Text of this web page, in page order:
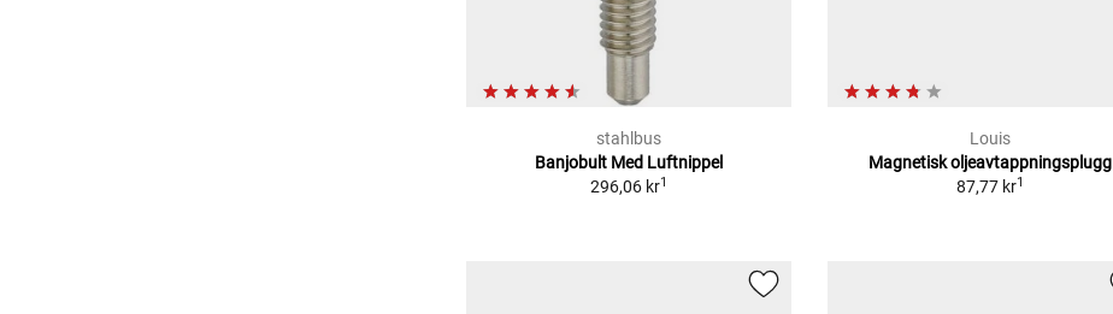
stahlbus
Banjobult Med Luftnippel
296,06 kr1
Louis
Magnetisk oljeavtappningsplugg
87,77 kr1